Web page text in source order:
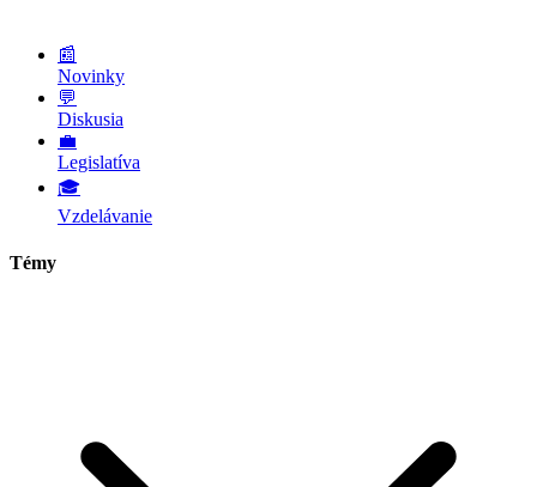
📰
Novinky
💬
Diskusia
💼
Legislatíva
🎓
Vzdelávanie
Témy